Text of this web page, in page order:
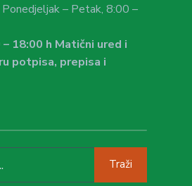
Ponedjeljak – Petak, 8:00 –
18:00 h Matični ured i
potpisa, prepisa i
Traži